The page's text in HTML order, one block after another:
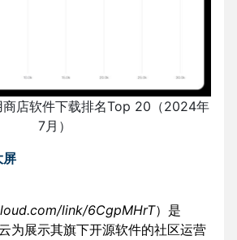
店软件下载排名Top 20（2024年
7月）
屏
link/6CgpMHrT）是
为展示其旗下开源软件的社区运营